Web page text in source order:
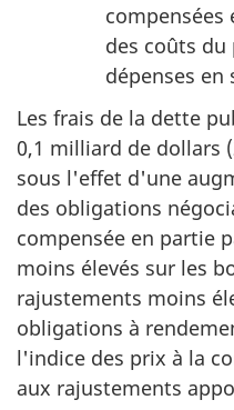
compensées
des coûts du
dépenses en
Les frais de la dette
0,1 milliard de dollars
sous l'effet d'une
des obligations
compensée en partie
moins élevés sur les
rajustements moins
obligations à
l'indice des prix à la
aux rajustements